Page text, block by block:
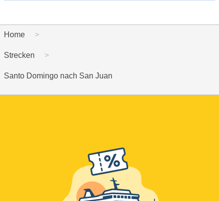
Home
Strecken
Santo Domingo nach San Juan